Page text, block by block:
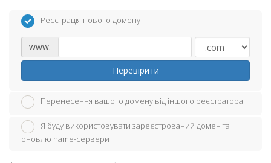
Реєстрація нового домену
www.
Перевірити
Перенесення вашого домену від іншого реєстратора
Я буду використовувати зареєстрований домен та
оновлю name-сервери